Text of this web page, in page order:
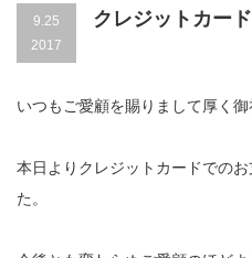
9.25
2017
クレジットカー
いつもご愛顧を賜りまして厚く御
本日よりクレジットカードでの
た。